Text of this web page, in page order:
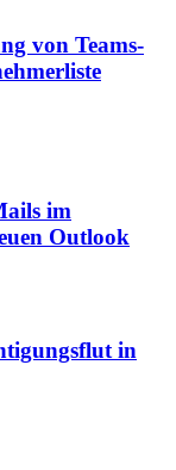
von Teams-
im
Outlook
in